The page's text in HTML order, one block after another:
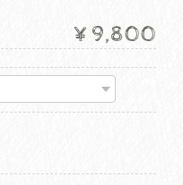
¥9,800